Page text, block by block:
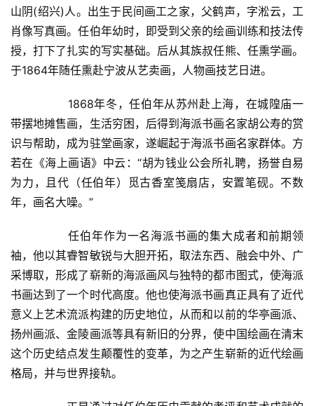
山阴(绍兴)人。出生于民间画工之家，父鹤声，字淞云，工
肖像写真画。任伯年幼时，即受到父亲的绘画训练和技法传
授，打下了扎实的写实基础。后从其族叔任熊、任熏学画。
于1864年随任熏赴宁波从艺卖画，人物画技艺日进。
带摆地摊售画，生活穷困，后得到海派书画名家胡公寿的赏
识与帮助，成为驻堂画家，遂崛起于海派书画名家群体。方
若在《海上画语》中云：“胡为钱业公会所礼聘，扬誉自易
为力，且代（任伯年）觅古香室笺扇店，安置笔砚。不数
年，画名大噪。”
袖，他以其睿智敏锐与大胆开拓，取法东西、融会中外、广
采博取，形成了崭新的海派画风与独特的都市图式，使海派
书画达到了一个时代高度。他也使海派书画真正具有了近代
意义上艺术流派构建的历史地位，从而和以前的华亭画派、
扬州画派、金陵画派等具有新旧的分界，使中国绘画在清末
这个历史结点发生颠覆性的变革，为之产生崭新的近代绘画
格局，并与世界接轨。